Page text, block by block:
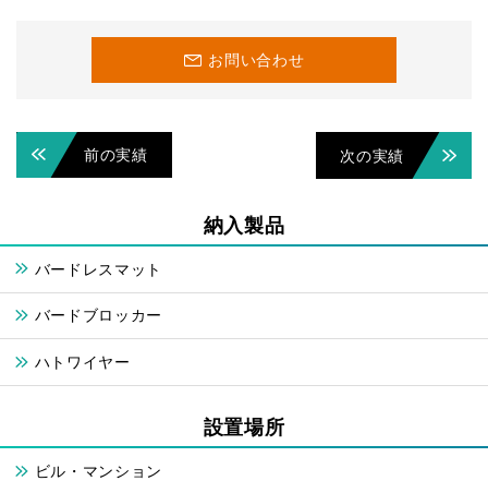
お問い合わせ
前の実績 次の実績
納入製品
バードレスマット
バードブロッカー
ハトワイヤー
設置場所
ビル・マンション